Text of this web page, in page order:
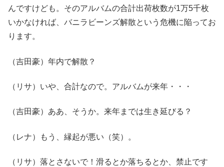
んですけども。そのアルバムの合計出荷枚数が1万5千枚
いかなければ、バニラビーンズ解散という危機に陥ってお
ります。
（吉田豪）年内で解散？
（リサ）いや、合計なので。アルバムが来年・・・
（吉田豪）ああ、そうか。来年までは生き延びる？
（レナ）もう、縁起が悪い（笑）。
（リサ）落とさないで！滑るとか落ちるとか、禁止です